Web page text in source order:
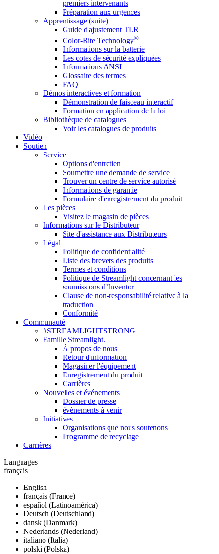
premiers intervenants
Préparation aux urgences
Apprentissage (suite)
Guide d'ajustement TLR
Color-Rite Technology®
Informations sur la batterie
Les cotes de sécurité expliquées
Informations ANSI
Glossaire des termes
FAQ
Démos interactives et formation
Démonstration de faisceau interactif
Formation en application de la loi
Bibliothèque de catalogues
Voir les catalogues de produits
Vidéo
Soutien
Service
Options d'entretien
Soumettre une demande de service
Trouver un centre de service autorisé
Informations de garantie
Formulaire d'enregistrement du produit
Les pièces
Visitez le magasin de pièces
Informations sur le Distributeur
Site d'assistance aux Distributeurs
Légal
Politique de confidentialité
Liste des brevets des produits
Termes et conditions
Politique de Streamlight concernant les
soumissions d’Inventor
Clause de non-responsabilité relative à la
traduction
Conformité
Communauté
#STREAMLIGHTSTRONG
Famille Streamlight.
À propos de nous
Retour d'information
Magasiner l'équipement
Enregistrement du produit
Carrières
Nouvelles et événements
Dossier de presse
évènements à venir
Initiatives
Organisations que nous soutenons
Programme de recyclage
Carrières
Languages
français
English
français (France)
español (Latinoamérica)
Deutsch (Deutschland)
dansk (Danmark)
Nederlands (Nederland)
italiano (Italia)
polski (Polska)